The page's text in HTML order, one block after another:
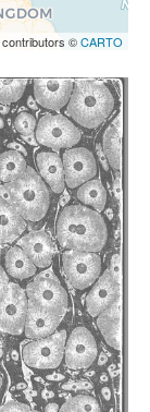
contributors ©CARTO